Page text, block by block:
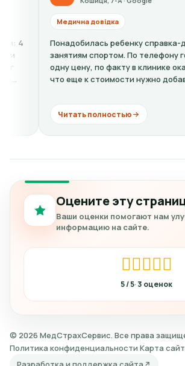
ребенку справка-допуск к
По телефону говорили
в клинике оказалось,
нужно добавить
Все
О. -
видит,
Оцените эту
Ваши оценки помогают нам
информацию на сайте.
5 3
© 2026 МедСтрахСервис. Все права
Политика конфиденциальности Карта